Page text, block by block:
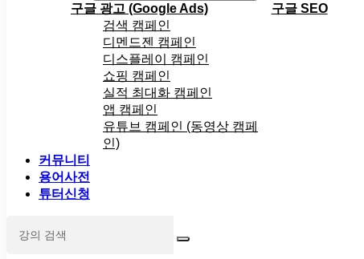
구글 광고 (Google Ads)
검색 캠페인
디멘드젠 캠페인
디스플레이 캠페인
쇼핑 캠페인
실적 최대화 캠페인
앱 캠페인
유튜브 캠페인 (동영상 캠페
인)
구글 SEO
커뮤니티
용어사전
튜터신청